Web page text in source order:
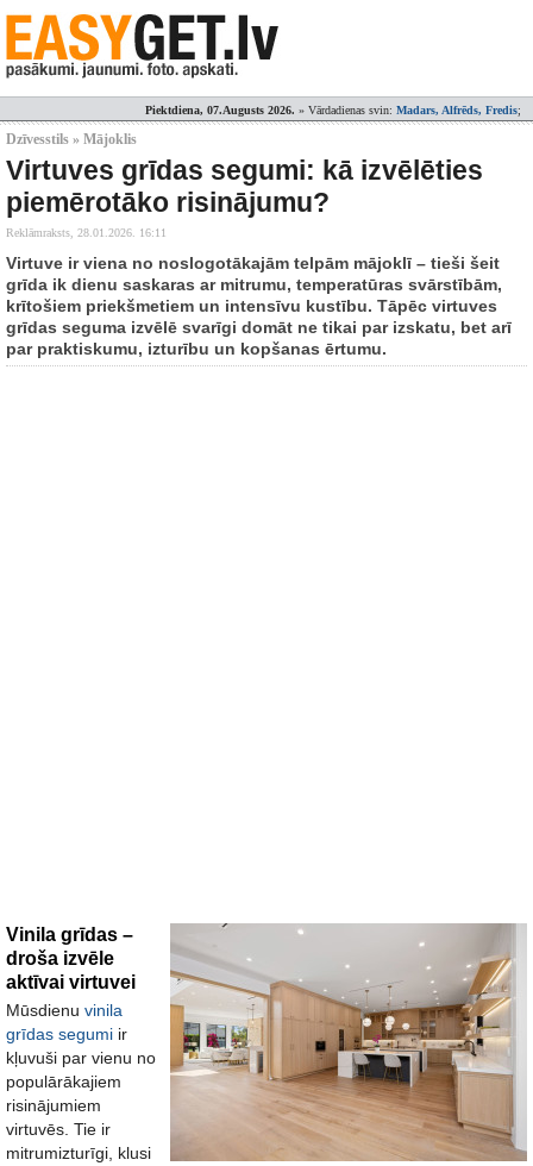
Piektdiena, 07.Augusts 2026. » Vārdadienas svin: Madars, Alfrēds, Fredis;
Dzīvesstils » Mājoklis
Virtuves grīdas segumi: kā izvēlēties
piemērotāko risinājumu?
Reklāmraksts, 28.01.2026. 16:11
Virtuve ir viena no noslogotākajām telpām mājoklī – tieši šeit
grīda ik dienu saskaras ar mitrumu, temperatūras svārstībām,
krītošiem priekšmetiem un intensīvu kustību. Tāpēc virtuves
grīdas seguma izvēlē svarīgi domāt ne tikai par izskatu, bet arī
par praktiskumu, izturību un kopšanas ērtumu.
Vinila grīdas –
droša izvēle
aktīvai virtuvei
Mūsdienu vinila
grīdas segumi ir
kļuvuši par vienu no
populārākajiem
risinājumiem
virtuvēs. Tie ir
mitrumizturīgi, klusi